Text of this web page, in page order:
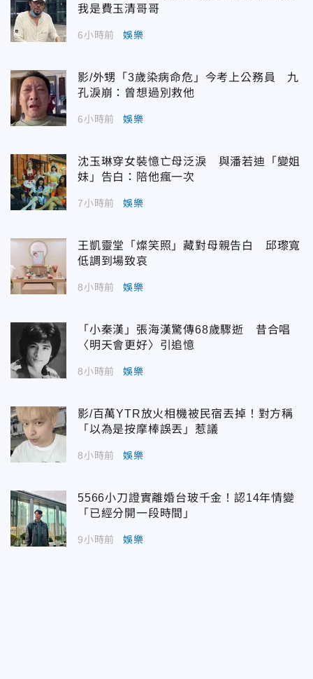
我是費玉清哥哥
6小時前 娛樂
影/外甥「3歲染病命危」今考上公務員 九
孔淚崩：曾想過別救他
6小時前 娛樂
沈玉琳穿女裝憶亡母泛淚 與潘若迪「變姐
妹」告白：陪他瘋一次
7小時前 娛樂
王凱靈堂「燦笑照」藏對母親告白 邱瓈寬
低調到場致哀
8小時前 娛樂
「小秦漢」張海漢驚傳68歲驟逝 昔合唱
〈明天會更好〉引追憶
8小時前 娛樂
影/百萬YTR放火相機被民宿丟掉！對方稱
「以為是按摩棒誤丟」惹議
8小時前 娛樂
5566小刀證實離婚台玻千金！認14年情變
「已經分開一段時間」
9小時前 娛樂